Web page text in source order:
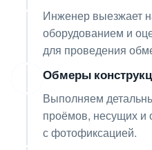
Инженер выезжает
оборудованием и
для проведения
Обмеры
Выполняем
проёмов, несущих и
с фотофиксацией.